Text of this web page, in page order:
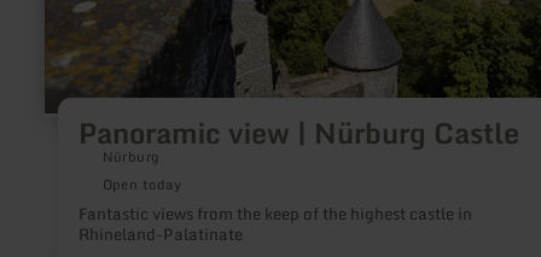
Panoramic view | Nürburg Castle
Nürburg
Open today
Fantastic views from the keep of the highest castle in
Rhineland-Palatinate